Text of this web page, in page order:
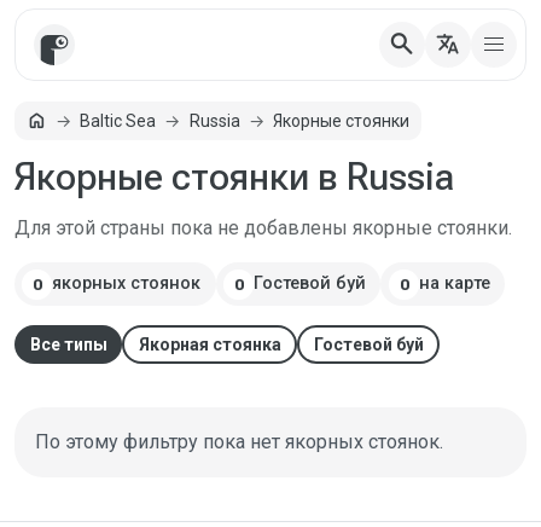
search translate
home ГлавнаяBaltic Sea Russia Якорные стоянки
Якорные стоянки в Russia
Для этой страны пока не добавлены якорные стоянки.
0 якорных стоянок 0 Гостевой буй 0 на карте
Все типы Якорная стоянка Гостевой буй
По этому фильтру пока нет якорных стоянок.